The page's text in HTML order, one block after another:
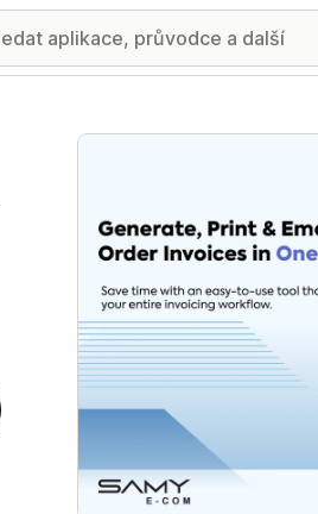
Galerie propagovaných